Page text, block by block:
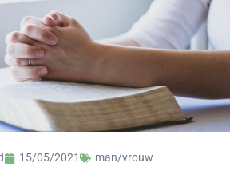
15/05/2021 man/vrouw